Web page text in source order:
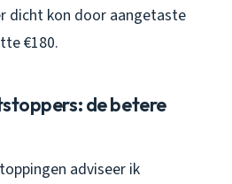
dicht kon door aangetaste
€180.
de betere
adviseer ik